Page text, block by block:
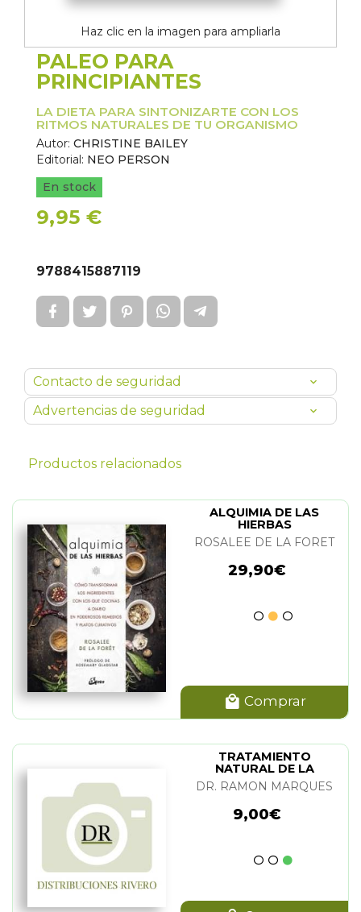
Haz clic en la imagen para ampliarla
PALEO PARA
PRINCIPIANTES
LA DIETA PARA SINTONIZARTE CON LOS
RITMOS NATURALES DE TU ORGANISMO
Autor: CHRISTINE BAILEY
Editorial: NEO PERSON
En stock
9,95 €
9788415887119
Contacto de seguridad
Advertencias de seguridad
Productos relacionados
ALQUIMIA DE LAS
HIERBAS
ROSALEE DE LA FORET
29,90€
Comprar
TRATAMIENTO
NATURAL DE LA
DEPRESION
DR. RAMON MARQUES
9,00€